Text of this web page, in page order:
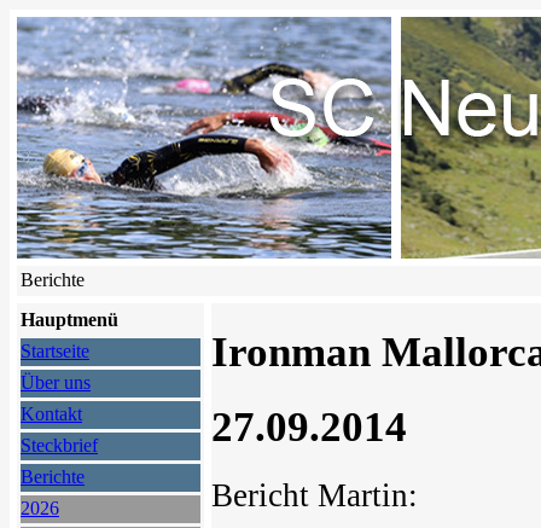
Berichte
Hauptmenü
Startseite
Über uns
Kontakt
Steckbrief
Berichte
2026
Ironman
27.09.2014
Bericht Martin: